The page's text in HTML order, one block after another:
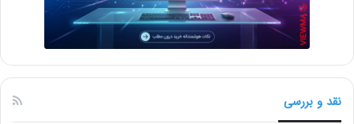
سازمان‌ها زمانی این پروپوزال را درخواست می‌کنند که
نیازمندی‌هایی داشته باشند. در چنین مواقعی شرکت‌ها
می‌توانند راه‌حل‌های خود را به همراه قیمت پیشنهادی در
قالب یک پروپوزال RFP برای سازمان مربوطه ارسال کنند.
نقد و بررسی